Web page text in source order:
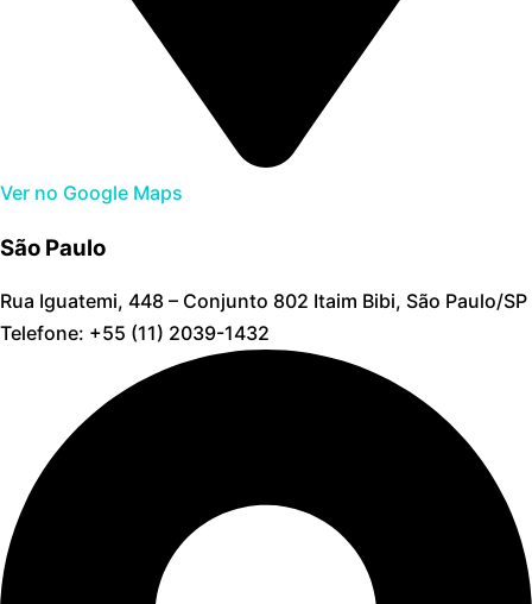
Ver no Google Maps
São Paulo
Rua Iguatemi, 448 – Conjunto 802 Itaim Bibi, São Paulo/SP
Telefone: +55 (11) 2039-1432